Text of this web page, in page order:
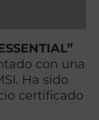
con una
Ha sido
certificado